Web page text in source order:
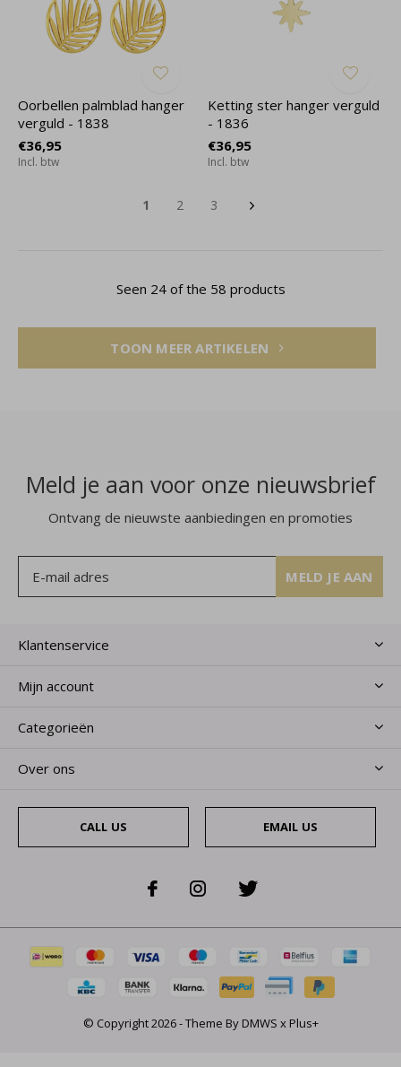
Oorbellen palmblad hanger
verguld - 1838
€36,95
Incl. btw
Ketting ster hanger verguld
- 1836
€36,95
Incl. btw
1 2 3
Seen 24 of the 58 products
TOON MEER ARTIKELEN
Meld je aan voor onze nieuwsbrief
Ontvang de nieuwste aanbiedingen en promoties
MELD JE AAN
Klantenservice
Mijn account
Categorieën
Over ons
CALL US EMAIL US
© Copyright2026- Theme ByDMWS xPlus+